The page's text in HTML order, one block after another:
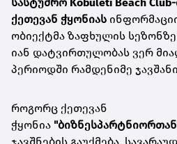
ქეთევან ჭყონიას
ობიექტმა ზაფხულის
იან დატვირთულობას ვერ
პერიოდში რამდენიმე
როგორც ქეთევან
ჭყონია